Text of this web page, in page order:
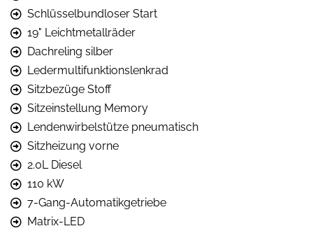
Schlüsselbundloser Start
19" Leichtmetallräder
Dachreling silber
Ledermultifunktionslenkrad
Sitzbezüge Stoff
Sitzeinstellung Memory
Lendenwirbelstütze pneumatisch
Sitzheizung vorne
2.0L Diesel
110 kW
7-Gang-Automatikgetriebe
Matrix-LED